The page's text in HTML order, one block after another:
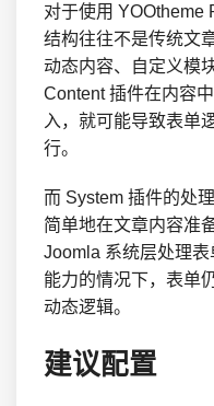
对于使用 YOOtheme
结构往往不是传统文
动态内容、自定义模
Content 插件在内容
入，就可能导致表单
行。
而 System 插件的处
简单地在文章内容准
Joomla 系统层处理
能力的情况下，表单
动态逻辑。
建议配置